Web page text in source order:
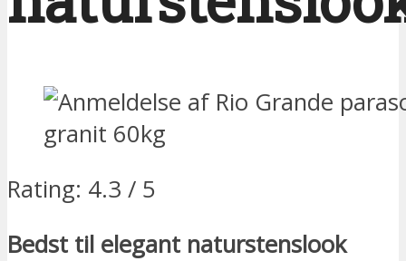
Rating: 4.3 / 5
Bedst til elegant naturstenslook